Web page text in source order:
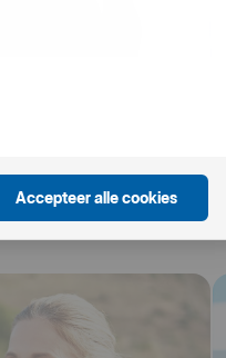
Accepteer alle cookies